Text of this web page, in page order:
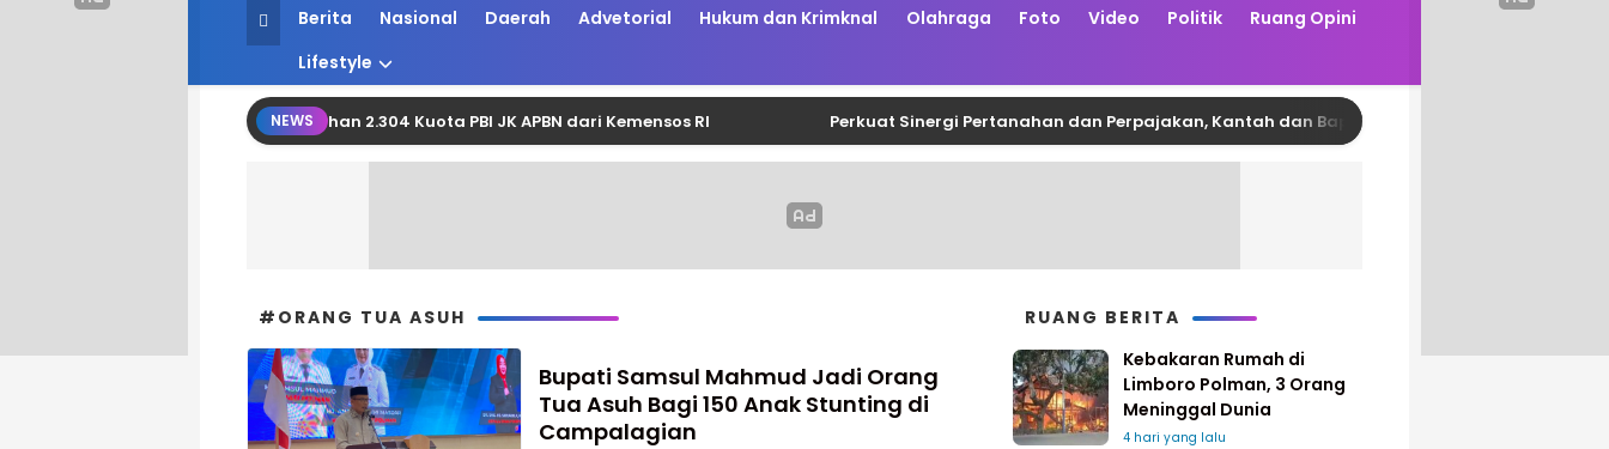
Ruang Redaksi
Informasi Mencerdaskan
Berita Nasional Daerah Advetorial Hukum dan Krimknal Olahraga Foto Video Politik
Ruang Opini
Lifestyle
NEWS
Berhasil Perjuangkan Tambahan 2.304 Kuota PBI JK APBN dari Kemensos RI Perkuat Sinergi Pertanahan dan Perpajakan, Kantah dan Bapenda Pinrang Garap PKS Zona Nilai
#ORANG TUA ASUH
Bupati Samsul Mahmud Jadi Orang
Tua Asuh Bagi 150 Anak Stunting di
Campalagian
RUANG BERITA
Kebakaran Rumah di
Limboro Polman, 3 Orang
Meninggal Dunia
4 hari yang lalu